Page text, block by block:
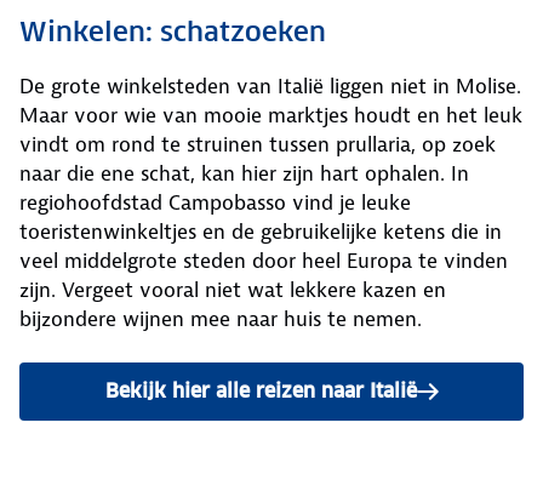
Winkelen: schatzoeken
De grote winkelsteden van Italië liggen niet in Molise.
Maar voor wie van mooie marktjes houdt en het leuk
vindt om rond te struinen tussen prullaria, op zoek
naar die ene schat, kan hier zijn hart ophalen. In
regiohoofdstad Campobasso vind je leuke
toeristenwinkeltjes en de gebruikelijke ketens die in
veel middelgrote steden door heel Europa te vinden
zijn. Vergeet vooral niet wat lekkere kazen en
bijzondere wijnen mee naar huis te nemen.
Bekijk hier alle reizen naar Italië